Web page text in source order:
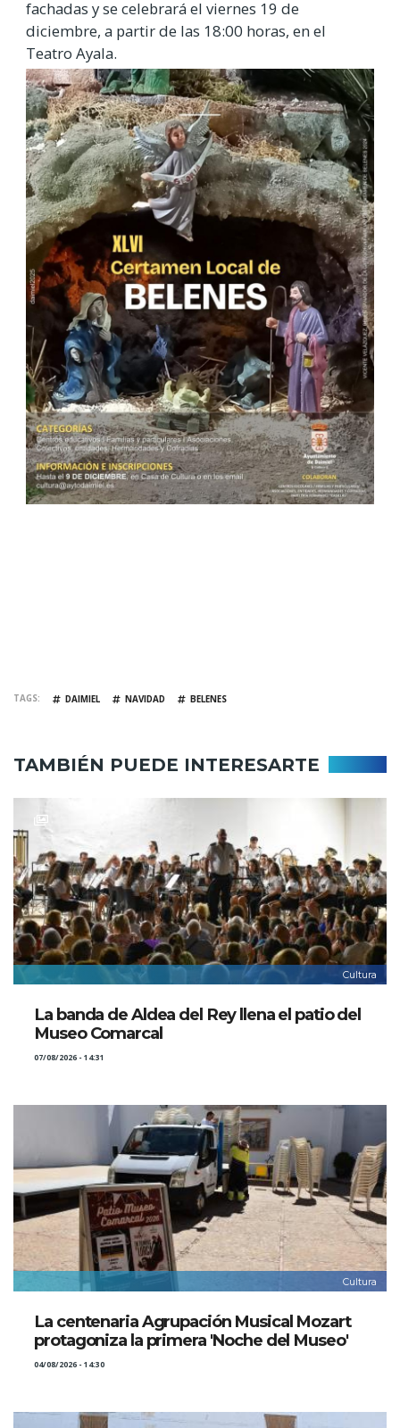
fachadas y se celebrará el viernes 19 de
diciembre, a partir de las 18:00 horas, en el
Teatro Ayala.
TAGS DAIMIEL NAVIDAD BELENES
TAMBIÉN PUEDE INTERESARTE
Cultura
La banda de Aldea del Rey llena el patio del
Museo Comarcal
07/08/2026 - 14:31
Cultura
La centenaria Agrupación Musical Mozart
protagoniza la primera 'Noche del Museo'
04/08/2026 - 14:30